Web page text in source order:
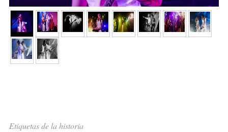
Etiquetas de la historia